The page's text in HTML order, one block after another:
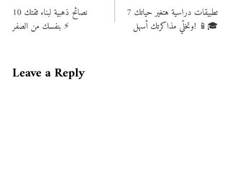
navigation
10 نصائح ذهبية لبناء ثقتك
بنفسك من الصفر ⚡
7 تطبيقات دراسية هتغير حياتك
وتخلّي مذاكرتك أسهل! 📱🎓
Leave a Reply